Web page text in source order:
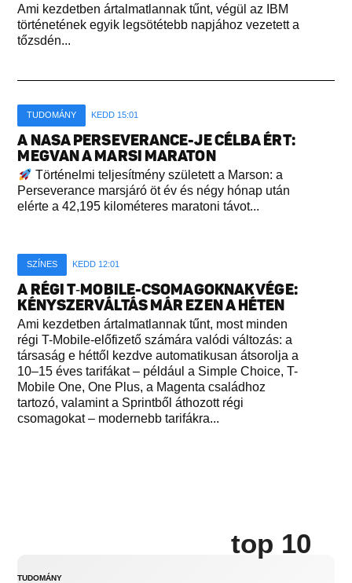
Ami kezdetben ártalmatlannak tűnt, végül az IBM
történetének egyik legsötétebb napjához vezetett a
tőzsdén...
TUDOMÁNY KEDD 15:01
A NASA PERSEVERANCE-JE CÉLBA ÉRT:
MEGVAN A MARSI MARATON
Történelmi teljesítmény született a Marson: a
Perseverance marsjáró öt év és négy hónap után
elérte a 42,195 kilométeres maratoni távot...
SZÍNES KEDD 12:01
A RÉGI T‑MOBILE-CSOMAGOKNAK VÉGE:
KÉNYSZERVÁLTÁS MÁR EZEN A HÉTEN
Ami kezdetben ártalmatlannak tűnt, most minden
régi T-Mobile-előfizető számára valódi változás: a
társaság e héttől kezdve automatikusan átsorolja a
10–15 éves tarifákat – például a Simple Choice, T-
Mobile One, One Plus, a Magenta családhoz
tartozó, valamint a Sprintből áthozott régi
csomagokat – modernebb tarifákra...
top 10
TUDOMÁNY